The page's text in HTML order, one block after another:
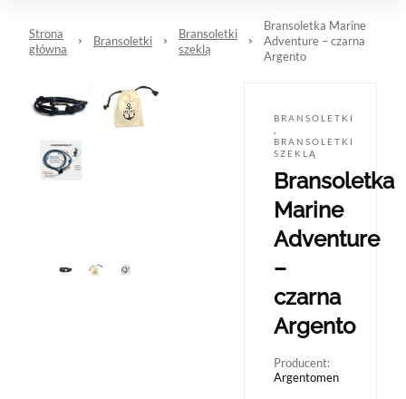
Strona
główna
Bransoletki
Bransoletki
szeklą
Bransoletka Marine
Adventure – czarna
Argento
BRANSOLETKI
BRANSOLETKI
SZEKLĄ
Bransoletka
Marine
Adventure
–
czarna
Argento
Producent:
Argentomen